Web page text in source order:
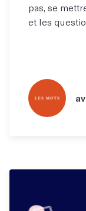
pas, se
et les